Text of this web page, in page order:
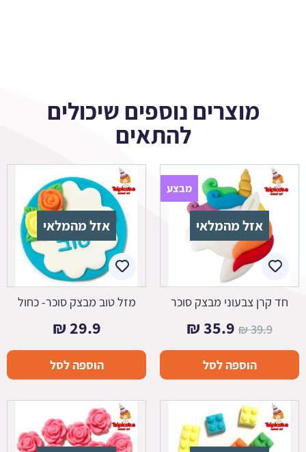
מוצרים נוספים שיכולים
להתאים
אזל מהמלאי
מבצע
חד קרן צבעוני מבצק סוכר
39.9
₪ המחיר
המקורי
היה:
35.9
₪
הנוכחי
הוא:
הוספה לסל
אזל מהמלאי
מזל טוב מבצק סוכר- כחול
29.9
₪
הוספה לסל